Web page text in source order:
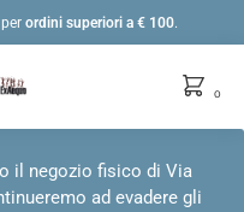
ordini superiori a € 100.
0
il negozio fisico di Via
ad evadere gli